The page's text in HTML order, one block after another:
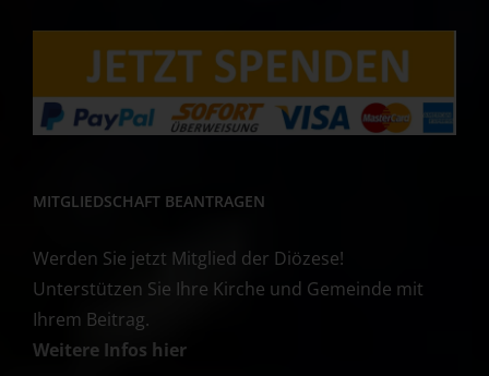
MITGLIEDSCHAFT BEANTRAGEN
Werden Sie jetzt Mitglied der Diözese!
Unterstützen Sie Ihre Kirche und Gemeinde mit
Ihrem Beitrag.
Weitere Infos hier